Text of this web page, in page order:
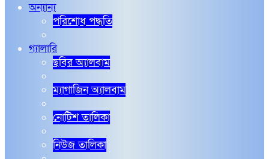
অন্যান্য
পরিশোধ পদ্ধতি
গ্যালারি
ছবির অ্যালবাম
ম্যাগাজিন অ্যালবাম
নোটিশ তালিকা
নিউজ তালিকা